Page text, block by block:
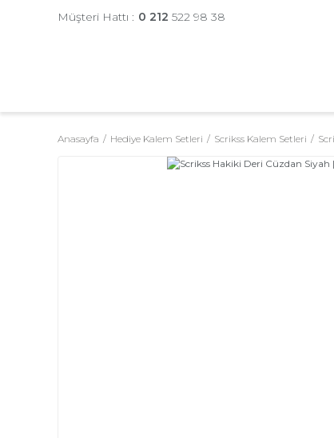
Müşteri Hattı : 0 212 522 98 38
Anasayfa Hediye Kalem Setleri Scrikss Kalem Setleri